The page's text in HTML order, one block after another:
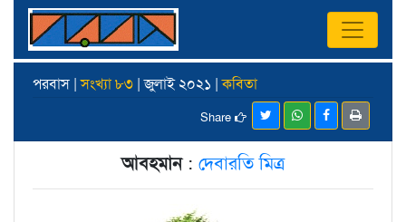
পরবাস |সংখ্যা ৮৩ | জুলাই ২০২১ |কবিতা
Share
আবহমান: দেবারতি মিত্র